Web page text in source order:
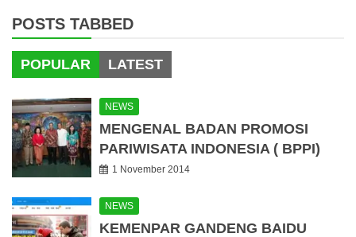
POSTS TABBED
POPULAR LATEST
NEWS
MENGENAL BADAN PROMOSI
PARIWISATA INDONESIA ( BPPI)
1 November 2014
NEWS
KEMENPAR GANDENG BAIDU